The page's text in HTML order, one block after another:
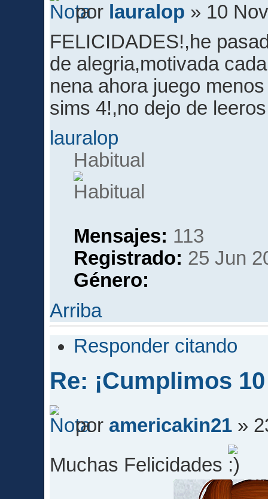
por lauralop » 10
FELICIDADES!,he
de alegria,motivada
nena ahora juego
sims 4!,no dejo de
lauralop
Habitual
Mensajes: 113
Registrado: 25 Jun
Género:
Arriba
Responder citando
Re: ¡Cumplimos
por americakin21 »
Muchas Felicidades